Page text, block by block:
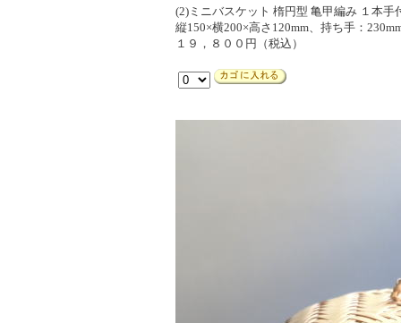
(2)ミニバスケット 楕円型 亀甲編み １本手
縦150×横200×高さ120mm、持ち手：
１９，８００円（税込）